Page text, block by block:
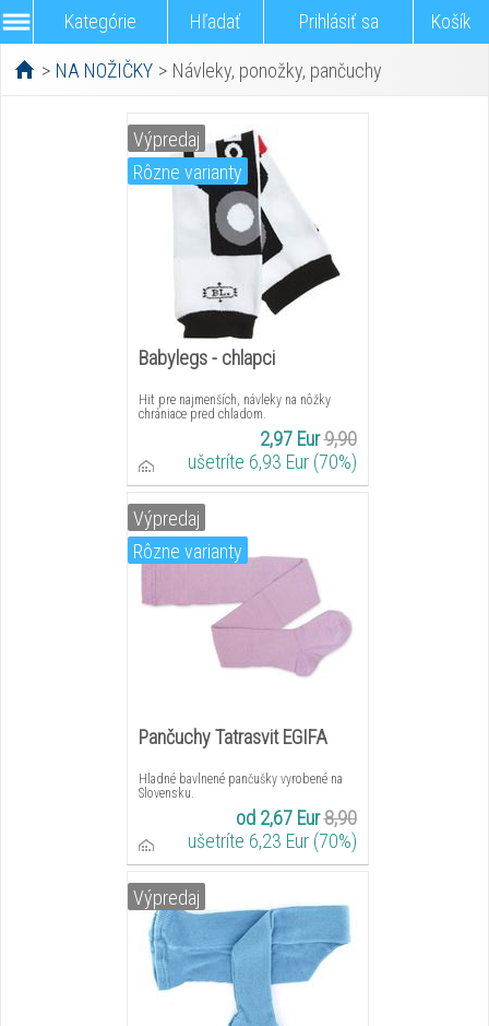
Kategórie Hľadať Prihlásiť sa Košík
> NA NOŽIČKY > Návleky, ponožky, pančuchy
Výpredaj
Rôzne varianty
Babylegs - chlapci
Hit pre najmenších, návleky na nôžky
chrániace pred chladom.
2,97 Eur9,90
ušetríte 6,93 Eur (70%)
Výpredaj
Rôzne varianty
Pančuchy Tatrasvit EGIFA
Hladné bavlnené pančušky vyrobené na
Slovensku.
od 2,67 Eur8,90
ušetríte 6,23 Eur (70%)
Výpredaj